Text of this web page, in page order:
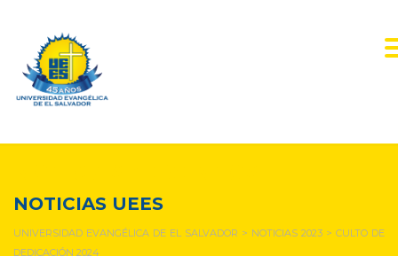
NOTICIAS UEES
UNIVERSIDAD EVANGÉLICA DE EL SALVADOR > NOTICIAS 2023 > CULTO DE
DEDICACIÓN 2024